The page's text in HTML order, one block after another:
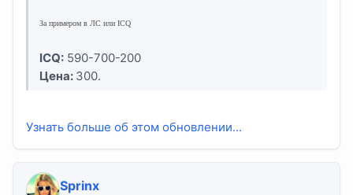
За примером в ЛС или ICQ
ICQ: 590-700-200
Цена: 300.
Узнать больше об этом обновлении...
Sprinx